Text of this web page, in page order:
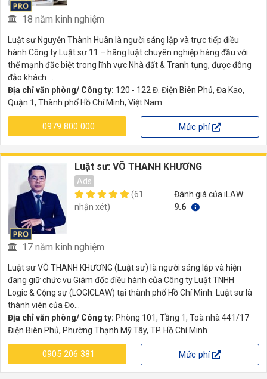
18 năm kinh nghiệm
Luật sư Nguyễn Thành Huân là người sáng lập và trực tiếp điều
hành Công ty Luật sư 11 – hãng luật chuyên nghiệp hàng đầu với
thế mạnh đặc biệt trong lĩnh vực Nhà đất & Tranh tụng, được đông
đảo khách ...
Địa chỉ văn phòng/ Công ty: 120 - 122 Đ. Điện Biên Phủ, Đa Kao,
Quận 1, Thành phố Hồ Chí Minh, Việt Nam
0979 800 000 Mức phí
Luật sư: VÕ THANH KHƯƠNG
Ads
(61
nhận xét)
Đánh giá của iLAW:
9.6
17 năm kinh nghiệm
Luật sư VÕ THANH KHƯƠNG (Luật sư) là người sáng lập và hiện
đang giữ chức vụ Giám đốc điều hành của Công ty Luật TNHH
Logic & Cộng sự (LOGICLAW) tại thành phố Hồ Chí Minh. Luật sư là
thành viên của Đo...
Địa chỉ văn phòng/ Công ty: Phòng 101, Tầng 1, Toà nhà 441/17
Điện Biên Phủ, Phường Thạnh Mỹ Tây, TP. Hồ Chí Minh
0905 206 381 Mức phí